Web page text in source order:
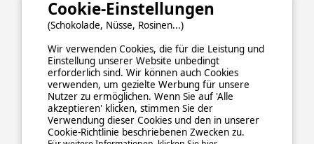
ALLGEMEINE NUTZUNGSBEDINGUNGEN
DATENSCHUTZERKLÄRUNGCOOKIESIMPRESSUM
Sichere und zuverlässige Zahlungsabwicklung
Cookie-Einstellungen
(Schokolade, Nüsse, Rosinen...)
Wir verwenden Cookies, die für die Leistung und
Einstellung unserer Website unbedingt
erforderlich sind. Wir können auch Cookies
verwenden, um gezielte Werbung für unsere
Nutzer zu ermöglichen. Wenn Sie auf 'Alle
akzeptieren' klicken, stimmen Sie der
Verwendung dieser Cookies und den in unserer
Cookie-Richtlinie beschriebenen Zwecken zu.